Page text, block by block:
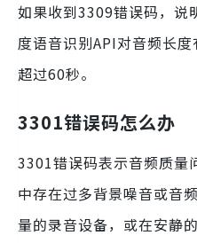
如果收到3309错误码，说
度语音识别API对音频长
超过60秒。
3301错误码怎么办
3301错误码表示音频质量
中存在过多背景噪音或音
量的录音设备，或在安静